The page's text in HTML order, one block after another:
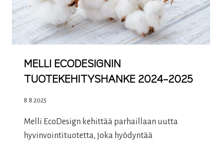
MELLI ECODESIGNIN
TUOTEKEHITYSHANKE 2024–2025
8.8.2025
Melli EcoDesign kehittää parhaillaan uutta
hyvinvointituotetta, joka hyödyntää